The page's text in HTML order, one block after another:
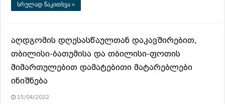
სრულად წაკითხვა »
აღდგომის დღესასწაულთან დაკავშირებით,
თბილისი-ბათუმისა და თბილისი-ფოთის
მიმართულებით დამატებითი მატარებლები
ინიშნება
15/04/2022